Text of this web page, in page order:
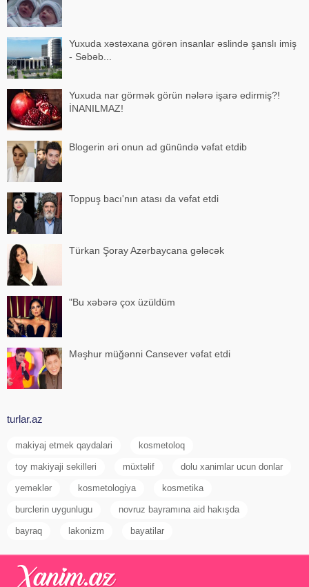
Yuxuda xəstəxana görən insanlar əslində şanslı imiş
- Səbəb...
Yuxuda nar görmək görün nələrə işarə edirmiş?!
İNANILMAZ!
Blogerin əri onun ad günündə vəfat etdib
Toppuş bacı'nın atası da vəfat etdi
Türkan Şoray Azərbaycana gələcək
"Bu xəbərə çox üzüldüm
Məşhur müğənni Cansever vəfat etdi
turlar.az
makiyaj etmek qaydalari kosmetoloq
toy makiyaji sekilleri müxtəlif dolu xanimlar ucun donlar
yeməklər kosmetologiya kosmetika
burclerin uygunlugu novruz bayramına aid hakışda
bayraq lakonizm bayatilar